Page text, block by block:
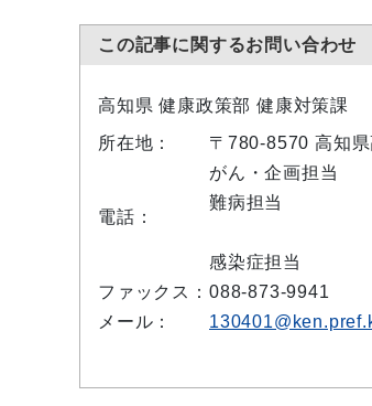
この記事に関するお問い合わせ
高知県 健康政策部 健康対策課
所在地：
〒780-8570 高知
電話：
がん・企画担当
難病担当
感染症担当
ファックス： 088-873-9941
メール：